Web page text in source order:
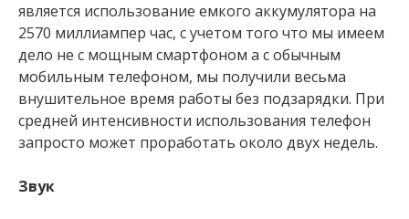
является использование емкого аккумулятора на
2570 миллиампер час, с учетом того что мы имеем
дело не с мощным смартфоном а с обычным
мобильным телефоном, мы получили весьма
внушительное время работы без подзарядки. При
средней интенсивности использования телефон
запросто может проработать около двух недель.
Звук